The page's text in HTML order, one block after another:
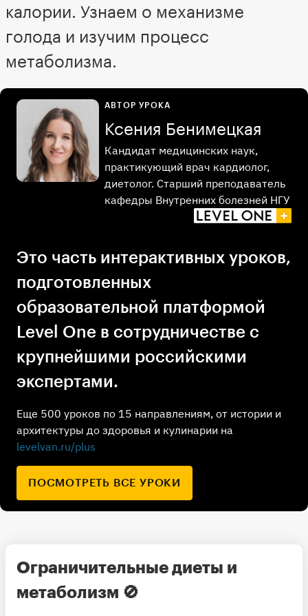
калории. Узнаем о механизме
голода и изучим процесс
метаболизма.
Это часть интерактивных уроков,
подготовленных
образовательной платформой
Level One в сотрудничестве с
крупнейшими российскими
экспертами.
Еще 500 уроков по 15 направлениям, от истории и
архитектуры до здоровья и кулинарии на
levelvan.ru/plus
ПОСМОТРЕТЬ ВСЕ УРОКИ
АВТОР УРОКА
Ксения Бенимецкая
Кандидат медицинских наук,
практикующий врач кардиолог,
диетолог. Старший преподаватель
кафедры Внутренних болезней НГУ
Ограничительные диеты и
метаболизм 🚫